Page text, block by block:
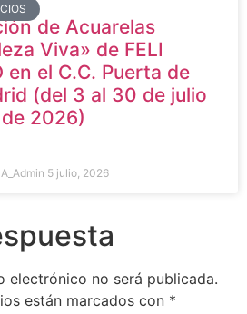
de Acuarelas
Viva» de FELI
en el C.C. Puerta de
(del 3 al 30 de julio
de 2026)
5 julio, 2026
electrónico no será publicada.
están marcados con *